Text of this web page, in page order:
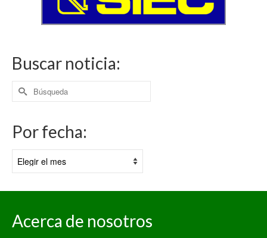
Buscar noticia:
Buscar
por:
Por fecha:
fecha:
Acerca de nosotros